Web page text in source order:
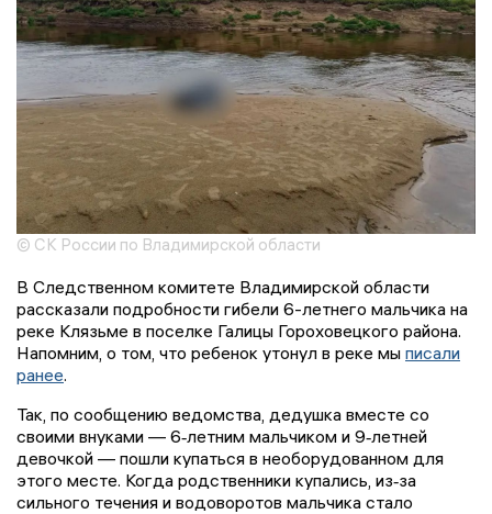
© СК России по Владимирской области
В Следственном комитете Владимирской области
рассказали подробности гибели 6-летнего мальчика на
реке Клязьме в поселке Галицы Гороховецкого района.
Напомним, о том, что ребенок утонул в реке мы писали
ранее.
Так, по сообщению ведомства, дедушка вместе со
своими внуками — 6‑летним мальчиком и 9‑летней
девочкой — пошли купаться в необорудованном для
этого месте. Когда родственники купались, из‑за
сильного течения и водоворотов мальчика стало